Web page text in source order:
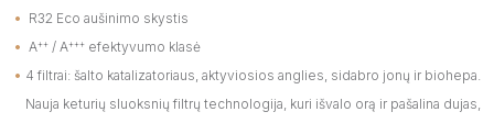
R32 Eco aušinimo skystis
A++ / A+++ efektyvumo klasė
4 filtrai: šalto katalizatoriaus, aktyviosios anglies, sidabro jonų ir biohepa.
Nauja keturių sluoksnių filtrų technologija, kuri išvalo orą ir pašalina dujas,